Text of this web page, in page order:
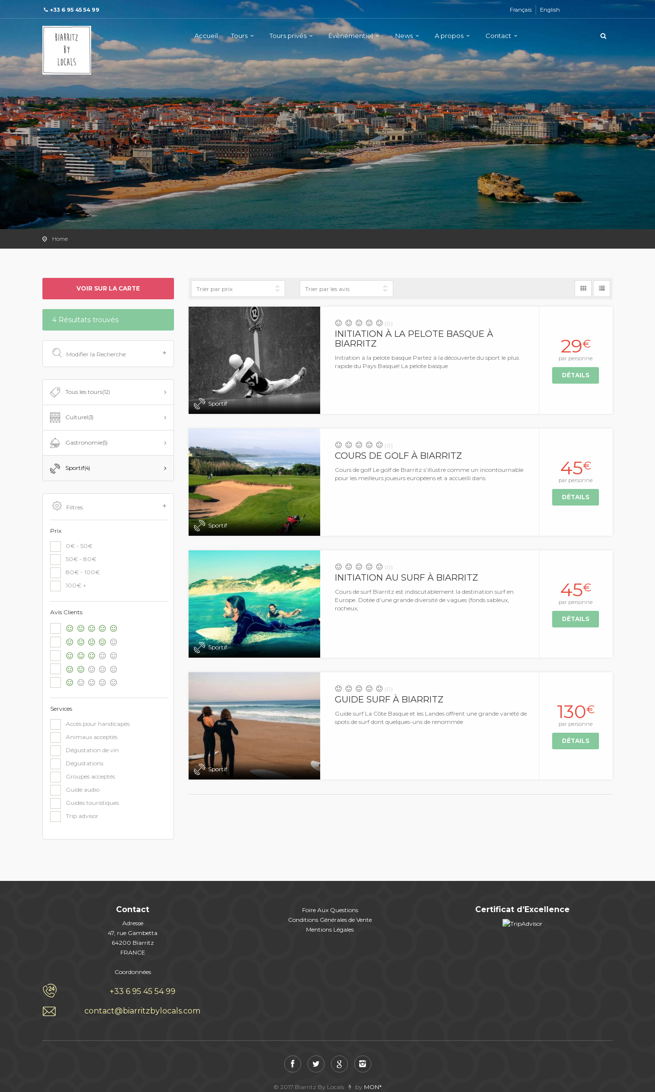
+33 6 95 45 54 99 Français English
Accueil Tours Tours privés Évènementiel News A propos Contact
Home
VOIR SUR LA CARTE
4 Résultats trouvés
Modifier la Recherche
Tous les tours(12)
Culturel(3)
Gastronomie(5)
Sportif(4)
Filtres
Prix
0€ - 50€
50€ - 80€
80€ - 100€
100€ +
Avis Clients
Services
Accès pour handicapés
Animaux acceptés
Dégustation de vin
Dégustations
Groupes acceptés
Guide audio
Guides touristiques
Trip advisor
Sportif
(0)
INITIATION À LA PELOTE BASQUE À
BIARRITZ
Initiation à la pelote basque Partez à la découverte du sport le plus
rapide du Pays Basque! La pelote basque
29€
par personne
DÉTAILS
Sportif
(0)
COURS DE GOLF À BIARRITZ
Cours de golf Le golf de Biarritz s’illustre comme un incontournable
pour les meilleurs joueurs européens et a accueilli dans
45€
par personne
DÉTAILS
Sportif
(0)
INITIATION AU SURF À BIARRITZ
Cours de surf Biarritz est indiscutablement la destination surf en
Europe. Dotée d’une grande diversité de vagues (fonds sableux,
rocheux,
45€
par personne
DÉTAILS
Sportif
(0)
GUIDE SURF À BIARRITZ
Guide surf La Côte Basque et les Landes offrent une grande variété de
spots de surf dont quelques-uns de renommée
130€
par personne
DÉTAILS
Contact
Adresse
47, rue Gambetta
64200 Biarritz
FRANCE
Coordonnées
+33 6 95 45 54 99
contact@biarritzbylocals.com
Foire Aux Questions
Conditions Générales de Vente
Mentions Légales
Certificat d’Excellence
© 2017 Biarritz By Locals by MON*